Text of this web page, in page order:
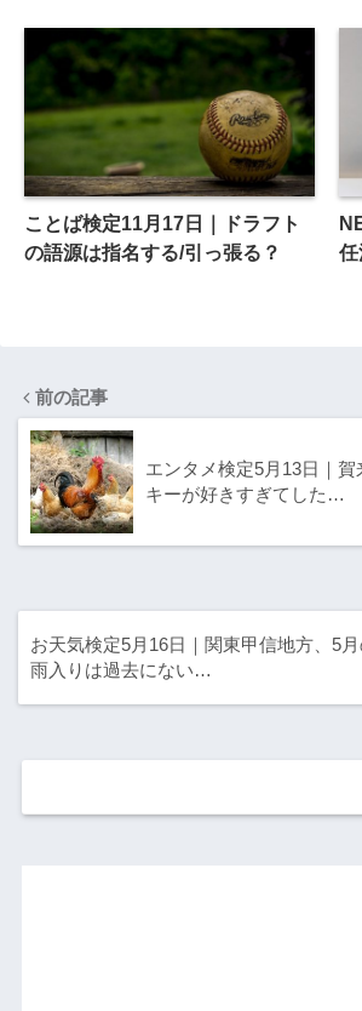
ことば検定11月17日｜ドラフト
の語源は指名する/引っ張る？
任
前の記事
エンタメ検定5月13日｜賀
キーが好きすぎてした…
お天気検定5月16日｜関東甲信地方、5
雨入りは過去にない…